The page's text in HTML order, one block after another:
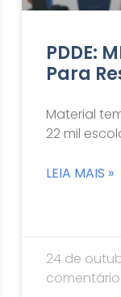
PDDE:
Para
Material
22 mil
LEIA MAIS »
24 de
comentário